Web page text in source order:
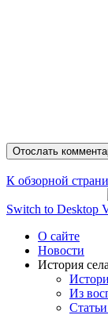
К обзорной
Switch to Desktop
О сайте
Новости
История села
Из